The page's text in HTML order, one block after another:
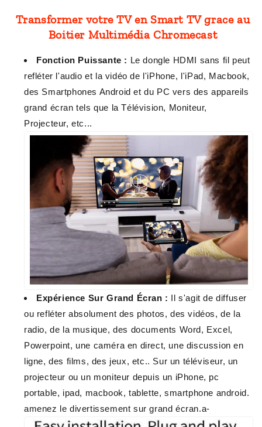
Transformer votre TV en Smart TV grace au
Boitier Multimédia Chromecast
Fonction Puissante : Le dongle HDMI sans fil peut
refléter l'audio et la vidéo de l'iPhone, l'iPad, Macbook,
des Smartphones Android et du PC vers des appareils
grand écran tels que la Télévision, Moniteur,
Projecteur, etc...
Expérience Sur Grand Écran : Il s'agit de diffuser
ou refléter absolument des photos, des vidéos, de la
radio, de la musique, des documents Word, Excel,
Powerpoint, une caméra en direct, une discussion en
ligne, des films, des jeux, etc.. Sur un téléviseur, un
projecteur ou un moniteur depuis un iPhone, pc
portable, ipad, macbook, tablette, smartphone android.
amenez le divertissement sur grand écran.a-